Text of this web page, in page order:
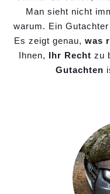
Man sieht nicht
warum. Ein
Es zeigt genau, was
Ihnen, Ihr Recht zu
Gutachten